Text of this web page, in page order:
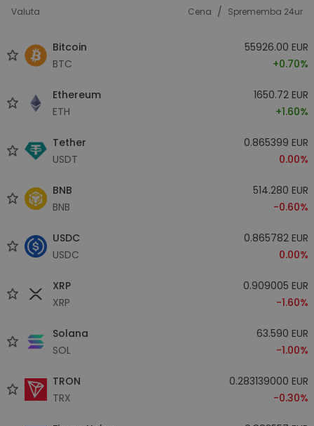
Valuta Cena / Sprememba 24ur
Bitcoin
BTC
55926.00 EUR
+0.70%
Ethereum
ETH
1650.72 EUR
+1.60%
Tether
USDT
0.865399 EUR
0.00%
BNB
BNB
514.280 EUR
-0.60%
USDC
USDC
0.865782 EUR
0.00%
XRP
XRP
0.909005 EUR
-1.60%
Solana
SOL
63.590 EUR
-1.00%
TRON
TRX
0.283139000 EUR
-0.30%